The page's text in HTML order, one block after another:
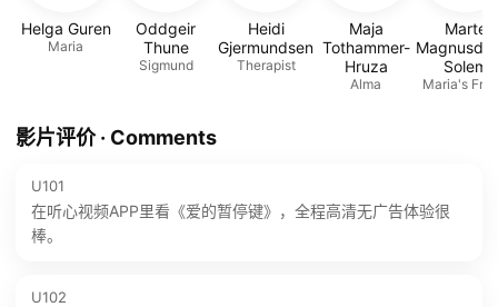
Helga Guren
Maria
Oddgeir
Thune
Sigmund
Heidi
Gjermundsen
Therapist
Maja
Tothammer-
Hruza
Alma
Marte
Solem
Maria's
影片评价 · Comments
U101
在听心视频APP里看《爱的暂停键》，全程高清无广告体验很
棒。
U102